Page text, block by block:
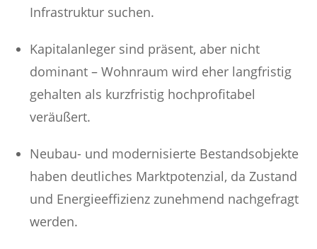
Infrastruktur suchen.
Kapitalanleger sind präsent, aber nicht
dominant – Wohnraum wird eher langfristig
gehalten als kurzfristig hochprofitabel
veräußert.
Neubau- und modernisierte Bestandsobjekte
haben deutliches Marktpotenzial, da Zustand
und Energieeffizienz zunehmend nachgefragt
werden.